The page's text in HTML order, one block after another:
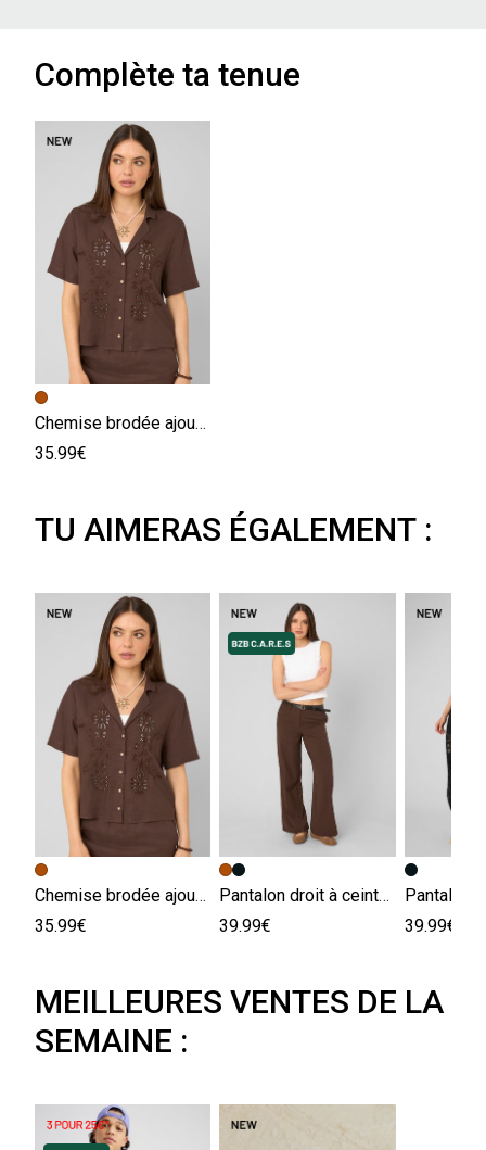
Complète ta tenue
Chemise brodée ajourée
35.99€
TU AIMERAS ÉGALEMENT :
Chemise brodée ajourée
35.99€
Pantalon droit à ceinture
39.99€
39.99€
MEILLEURES VENTES DE LA
SEMAINE :